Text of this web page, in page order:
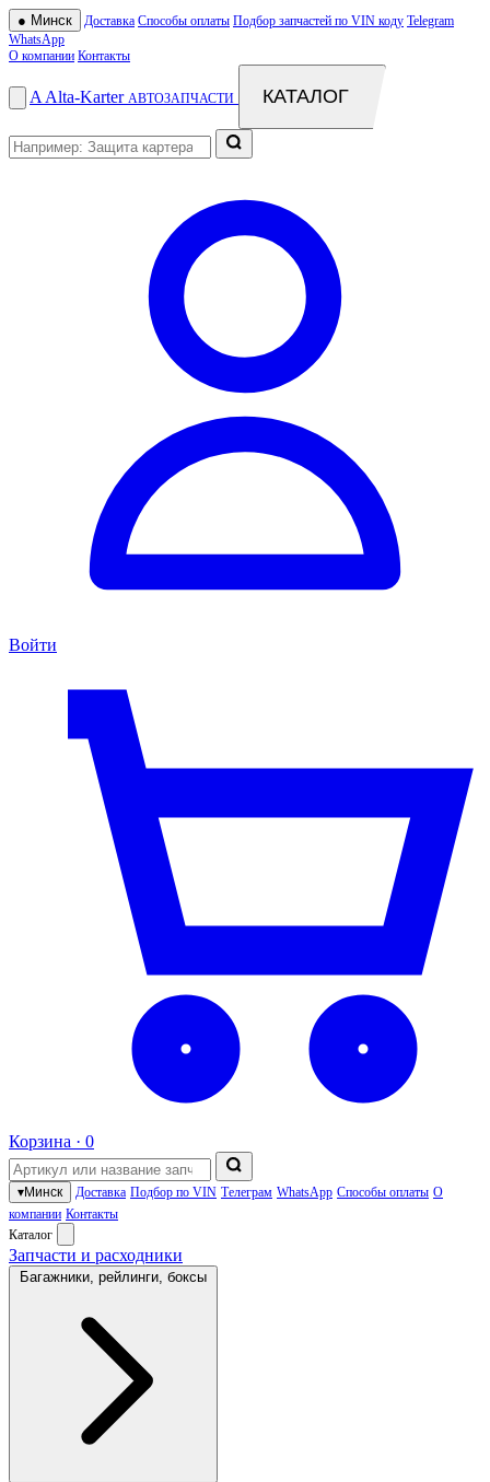
● Минск Доставка Способы оплаты Подбор запчастей по VIN коду Telegram
WhatsApp
О компании Контакты
A Alta-Karter АВТОЗАПЧАСТИ КАТАЛОГ
Войти
Корзина · 0
▾Минск Доставка Подбор по VIN Телеграм WhatsApp Способы оплаты О
компании Контакты
Каталог
Запчасти и расходники
Багажники, рейлинги, боксы